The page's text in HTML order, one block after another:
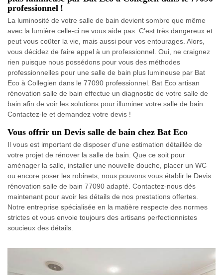
professionnel !
La luminosité de votre salle de bain devient sombre que même
avec la lumière celle-ci ne vous aide pas. C’est très dangereux et
peut vous coûter la vie, mais aussi pour vos entourages. Alors,
vous décidez de faire appel à un professionnel. Oui, ne craignez
rien puisque nous possédons pour vous des méthodes
professionnelles pour une salle de bain plus lumineuse par Bat
Eco à Collegien dans le 77090 professionnel. Bat Eco artisan
rénovation salle de bain effectue un diagnostic de votre salle de
bain afin de voir les solutions pour illuminer votre salle de bain.
Contactez-le et demandez votre devis !
Vous offrir un Devis salle de bain chez Bat Eco
Il vous est important de disposer d’une estimation détaillée de
votre projet de rénover la salle de bain. Que ce soit pour
aménager la salle, installer une nouvelle douche, placer un WC
ou encore poser les robinets, nous pouvons vous établir le Devis
rénovation salle de bain 77090 adapté. Contactez-nous dès
maintenant pour avoir les détails de nos prestations offertes.
Notre entreprise spécialisée en la matière respecte des normes
strictes et vous envoie toujours des artisans perfectionnistes
soucieux des détails.